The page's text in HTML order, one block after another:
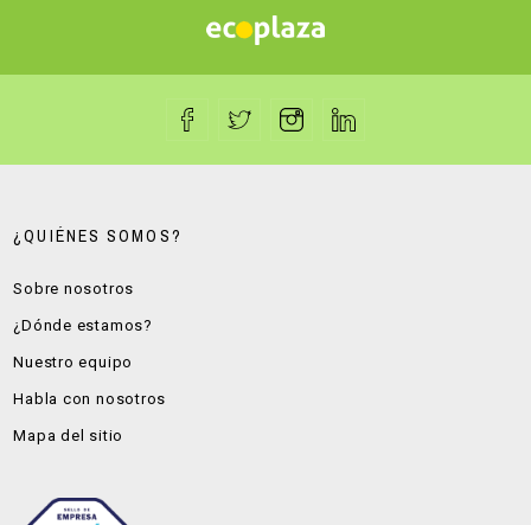
¿QUIÉNES SOMOS?
Sobre nosotros
¿Dónde estamos?
Nuestro equipo
Habla con nosotros
Mapa del sitio